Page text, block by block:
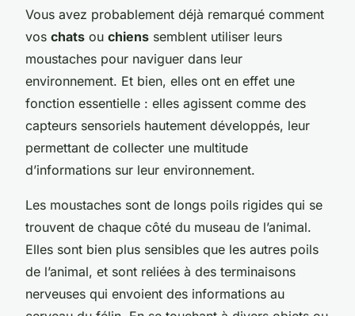
Vous avez probablement déjà remarqué comment
vos chats ou chiens semblent utiliser leurs
moustaches pour naviguer dans leur
environnement. Et bien, elles ont en effet une
fonction essentielle : elles agissent comme des
capteurs sensoriels hautement développés, leur
permettant de collecter une multitude
d’informations sur leur environnement.
Les moustaches sont de longs poils rigides qui se
trouvent de chaque côté du museau de l’animal.
Elles sont bien plus sensibles que les autres poils
de l’animal, et sont reliées à des terminaisons
nerveuses qui envoient des informations au